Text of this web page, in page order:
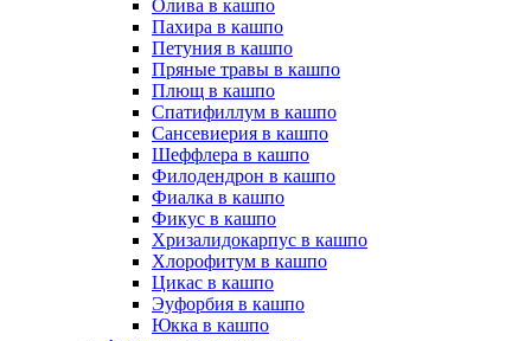
Олива в кашпо
Пахира в кашпо
Петуния в кашпо
Пряные травы в кашпо
Плющ в кашпо
Спатифиллум в кашпо
Сансевиерия в кашпо
Шеффлера в кашпо
Филодендрон в кашпо
Фиалка в кашпо
Фикус в кашпо
Хризалидокарпус в кашпо
Хлорофитум в кашпо
Цикас в кашпо
Эуфорбия в кашпо
Юкка в кашпо